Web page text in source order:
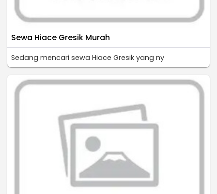
Sewa Hiace Gresik Murah
Sedang mencari sewa Hiace Gresik yang ny